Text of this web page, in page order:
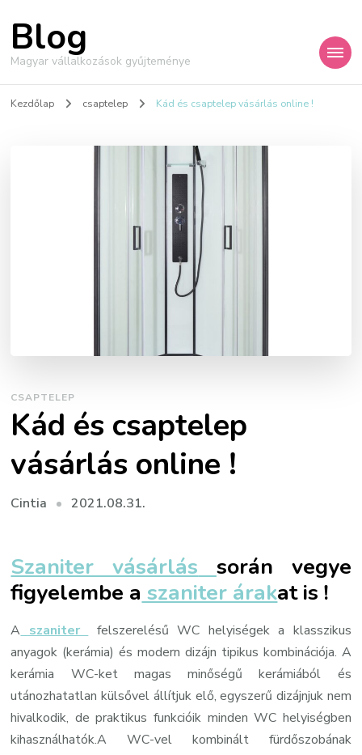
Blog
Magyar vállalkozások gyűjteménye
Kezdőlap csaptelep Kád és csaptelep vásárlás online !
CSAPTELEP
Kád és csaptelep
vásárlás online !
Cintia 2021.08.31.
Szaniter vásárlás
során vegye
figyelembe a szaniter árakat is !
A szaniter
felszerelésű WC helyiségek a klasszikus
anyagok (kerámia) és modern dizájn tipikus kombinációja. A
kerámia WC-ket magas minőségű kerámiából és
utánozhatatlan külsővel állítjuk elő, egyszerű dizájnjuk nem
hivalkodik, de praktikus funkcióik minden WC helyiségben
kihasználhatók.A WC-vel kombinált fürdőszobának